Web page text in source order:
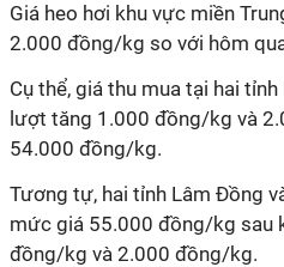
Giá heo hơi khu vực miền
2.000 đồng/kg so với hôm
Cụ thể, giá thu mua tại hai
lượt tăng 1.000 đồng/kg và
54.000 đồng/kg.
Tương tự, hai tỉnh Lâm Đồng
mức giá 55.000 đồng/kg sau
đồng/kg và 2.000 đồng/kg.